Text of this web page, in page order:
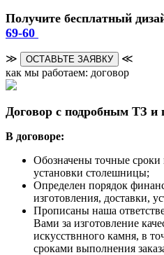
Получите бесплатный
69-60
≫ ОСТАВЬТЕ ЗАЯВКУ
≪
как мы работаем: договор
Договор с подробным ТЗ и
В договоре:
Обозначены точные сроки
установки столешницы;
Определен порядок
изготовления, доставки,
Прописаны наша
Вами за изготовление
искусствнного камня, в
сроками выполнения